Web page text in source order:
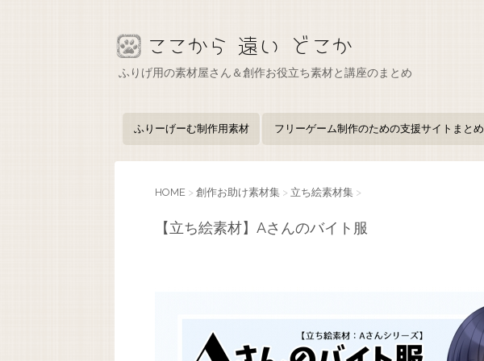
ふりげ用の素材屋さん＆創作お役立ち素材と講座のまとめ
ふりーげーむ制作用素材 フリーゲーム制作のための支援サイトまとめ
HOME > 創作お助け素材集 > 立ち絵素材集 >
【立ち絵素材】Aさんのバイト服